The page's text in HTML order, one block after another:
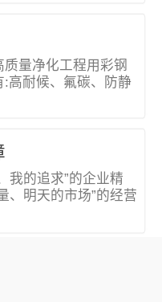
量净化工程用彩钢
高耐候、氟碳、防静
我的追求”的企业精
、明天的市场”的经营